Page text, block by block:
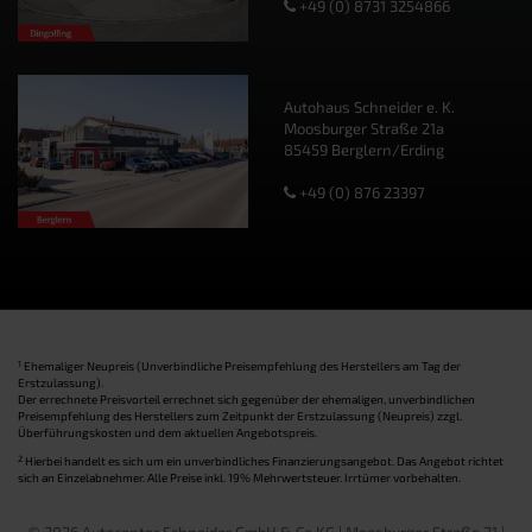
+49 (0) 8731 3254866
Autohaus Schneider e. K.
Moosburger Straße 21a
85459 Berglern/Erding
+49 (0) 876 23397
1 Ehemaliger Neupreis (Unverbindliche Preisempfehlung des Herstellers am Tag der
Erstzulassung).
Der errechnete Preisvorteil errechnet sich gegenüber der ehemaligen, unverbindlichen
Preisempfehlung des Herstellers zum Zeitpunkt der Erstzulassung (Neupreis) zzgl.
Überführungskosten und dem aktuellen Angebotspreis.
2 Hierbei handelt es sich um ein unverbindliches Finanzierungsangebot. Das Angebot richtet
sich an Einzelabnehmer. Alle Preise inkl. 19% Mehrwertsteuer. Irrtümer vorbehalten.